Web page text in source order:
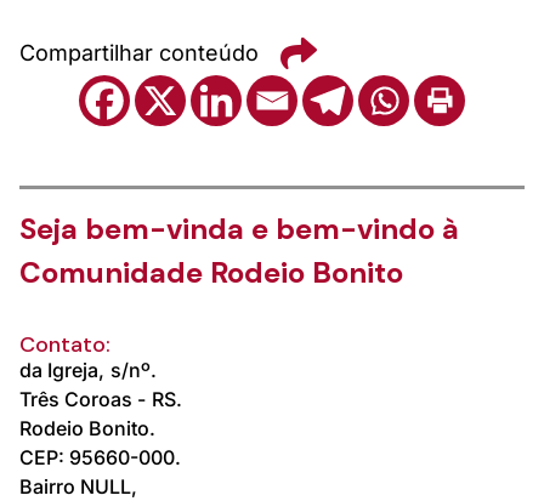
Compartilhar conteúdo
Seja bem-vinda e bem-vindo à
Comunidade Rodeio Bonito
Contato:
da Igreja, s/nº.
Três Coroas - RS.
Rodeio Bonito.
CEP: 95660-000.
Bairro NULL,